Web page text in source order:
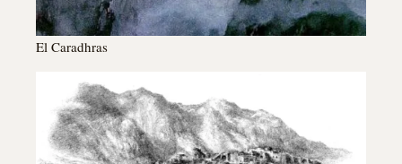
El Caradhras